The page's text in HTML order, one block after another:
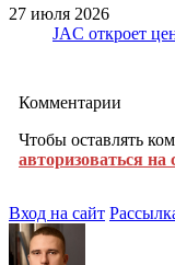
27 июля 2026
JAC откроет
Комментарии
Чтобы оставлять
авторизоваться на
Вход на сайт